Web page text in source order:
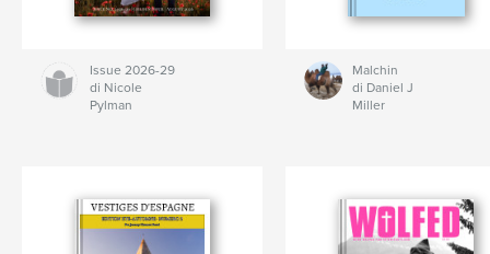
Issue 2026-29
di Nicole
Pylman
Malchin
di Daniel J
Miller